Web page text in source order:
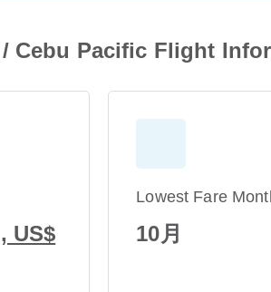
/ Cebu Pacific Flight
US$
Lowest Fare
10月